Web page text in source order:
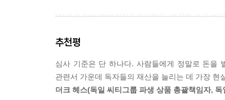
2. 한번 걸리면 빠져나올 수 없는 그레이마켓의 유
3. 재산을 지키기 위해 꼭 알아야 할 18가지 투자 원
Epilogue : 20년 동안 경제 현장에서 깨달은 것들
“부자가 되는 방법이요? 간단해요. 생각을 조금 바
누구나 부자를 꿈꾼다. 하지만 누구나 부자가 되
것을 증명해 독일 금융계의 주목을 받았고, 독일
경영, 금융 관련서 중에서 가장 뛰어난 책에 수여
8명이 만장일치로 이 책을 뽑았습니다. 재산을 늘
추천평
심사 기준은 단 하나다. 사람들에게 정말로 돈을
관련서 가운데 독자들의 재산을 늘리는 데 가장
더크 헤스(독일 씨티그룹 파생 상품 총괄책임자,